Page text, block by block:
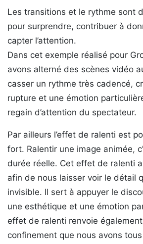
Les transitions et le rythme sont
pour surprendre, contribuer à
capter l’attention.
Dans cet exemple réalisé pour
avons alterné des scènes vidéo
casser un rythme très cadencé,
rupture et une émotion
regain d’attention du spectateur.
Par ailleurs l’effet de ralenti est
fort. Ralentir une image animée,
durée réelle. Cet effet de ralenti
afin de nous laisser voir le détail
invisible. Il sert à appuyer le
une esthétique et une émotion
effet de ralenti renvoie
confinement que nous avons